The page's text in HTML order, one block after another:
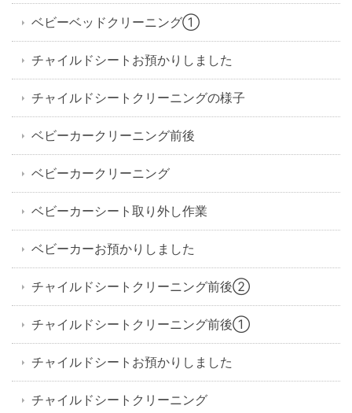
ベビーベッドクリーニング①
チャイルドシートお預かりしました
チャイルドシートクリーニングの様子
ベビーカークリーニング前後
ベビーカークリーニング
ベビーカーシート取り外し作業
ベビーカーお預かりしました
チャイルドシートクリーニング前後②
チャイルドシートクリーニング前後①
チャイルドシートお預かりしました
チャイルドシートクリーニング